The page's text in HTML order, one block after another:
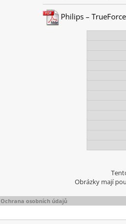
Philips –
Obrázky mají
Ochrana osobních údajů